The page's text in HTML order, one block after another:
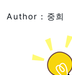
Author：중희